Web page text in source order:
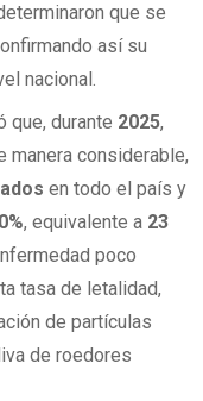
que se
así su
nacional.
que, durante 2025,
manera considerable,
en todo el país y
, equivalente a 23
poco
tasa de letalidad,
de partículas
de roedores